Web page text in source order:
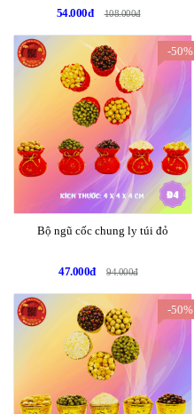
54.000đ 108.000đ
-50%
Bộ ngũ cốc chung ly túi đỏ
47.000đ 94.000đ
-50%